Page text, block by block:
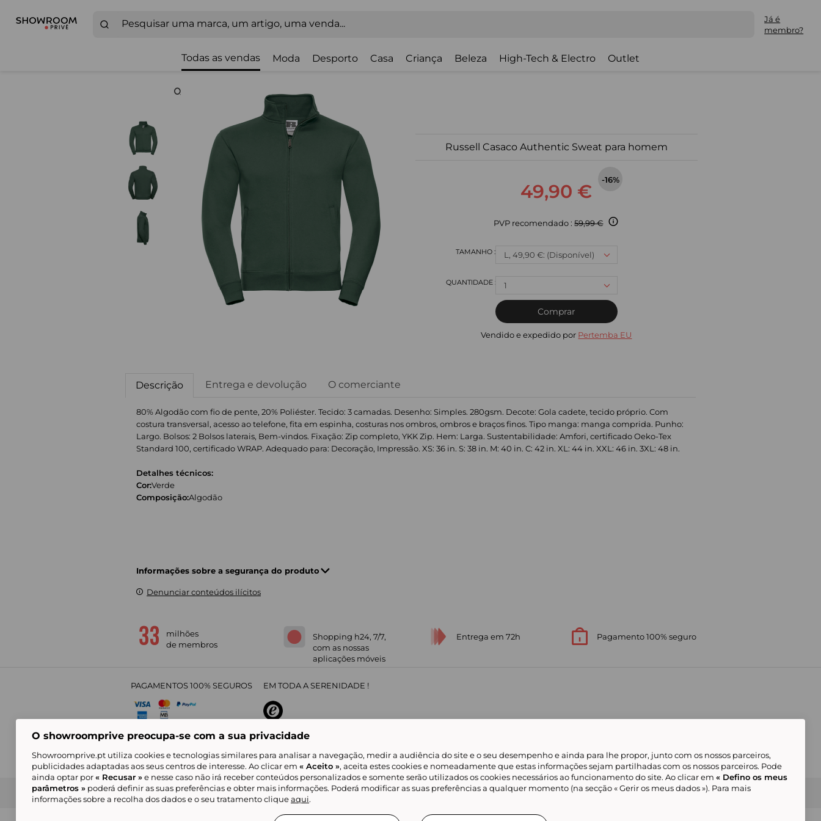
Já é
membro?
Todas as vendas Moda Desporto Casa Criança Beleza High-Tech & Electro Outlet
Russell Casaco Authentic Sweat para homem
49,90 €
-16%
PVP recomendado :59,99 €
L, 49,90 €: (Disponível)
1
Comprar
Vendido e expedido por Pertemba EU
Descrição Entrega e devolução O comerciante
80% Algodão com fio de pente, 20% Poliéster. Tecido: 3 camadas. Desenho: Simples. 280gsm. Decote: Gola cadete, tecido próprio. Com
costura transversal, acesso ao telefone, fita em espinha, costuras nos ombros, ombros e braços finos. Tipo manga: manga comprida. Punho:
Largo. Bolsos: 2 Bolsos laterais, Bem-vindos. Fixação: Zip completo, YKK Zip. Hem: Larga. Sustentabilidade: Amfori, certificado Oeko-Tex
Standard 100, certificado WRAP. Adequado para: Decoração, Impressão. XS: 36 in. S: 38 in. M: 40 in. C: 42 in. XL: 44 in. XXL: 46 in. 3XL: 48 in.
Detalhes técnicos:
Cor:Verde
Composição:Algodão
Informações sobre a segurança do produto
Denunciar conteúdos ilícitos
milhões
de membros
Shopping h24, 7/7,
com as nossas
aplicações móveis
Entrega em 72h Pagamento 100% seguro
PAGAMENTOS 100% SEGUROS EM TODA A SERENIDADE !
4,31/5 sobre
Condições Gerais de Venda Política de Confidencialidade Livro de Reclamações Showroomprive group Ajuda e Contacto Gerir os meus cookies
Condições Gerais
de Marketplace
Alguns visuais são gerados com inteligência artificial
O showroomprive preocupa-se com a sua privacidade
Showroomprive.pt utiliza cookies e tecnologias similares para analisar a navegação, medir a audiência do site e o seu desempenho e ainda para lhe propor, junto com os nossos parceiros,
publicidades adaptadas aos seus centros de interesse. Ao clicar em « Aceito », aceita estes cookies e nomeadamente que estas informações sejam partilhadas com os nossos parceiros. Pode
ainda optar por« Recusar »e nesse caso não irá receber conteúdos personalizados e somente serão utilizados os cookies necessários ao funcionamento do site. Ao clicar em « Defino os meus
parâmetros » poderá definir as suas preferências e obter mais informações. Poderá modificar as suas preferências a qualquer momento (na secção « Gerir os meus dados »). Para mais
informações sobre a recolha dos dados e o seu tratamento cliqueaqui.